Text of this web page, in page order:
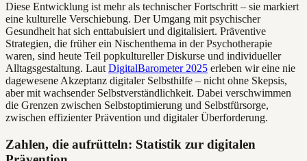
Diese Entwicklung ist mehr als technischer Fortschritt – sie markiert
eine kulturelle Verschiebung. Der Umgang mit psychischer
Gesundheit hat sich enttabuisiert und digitalisiert. Präventive
Strategien, die früher ein Nischenthema in der Psychotherapie
waren, sind heute Teil popkultureller Diskurse und individueller
Alltagsgestaltung. Laut DigitalBarometer 2025 erleben wir eine nie
dagewesene Akzeptanz digitaler Selbsthilfe – nicht ohne Skepsis,
aber mit wachsender Selbstverständlichkeit. Dabei verschwimmen
die Grenzen zwischen Selbstoptimierung und Selbstfürsorge,
zwischen effizienter Prävention und digitaler Überforderung.
Zahlen, die aufrütteln: Statistik zur digitalen